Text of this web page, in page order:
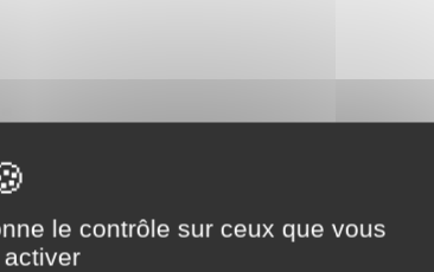
le contrôle sur ceux que vous